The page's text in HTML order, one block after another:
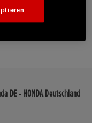
DE - HONDA Deutschland